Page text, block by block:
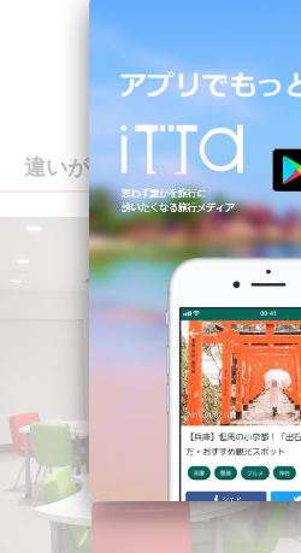
違いが分かる？ コーヒーの